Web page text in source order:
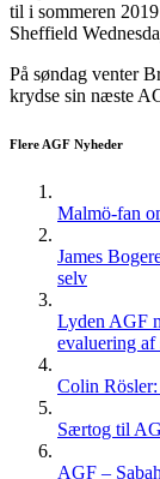
til i sommeren
Sheffield
På søndag venter
krydse sin næste
Flere AGF Nyheder
Malmö-fan
James
selv
Lyden AGF
evaluering af
Colin
Særtog til
AGF –